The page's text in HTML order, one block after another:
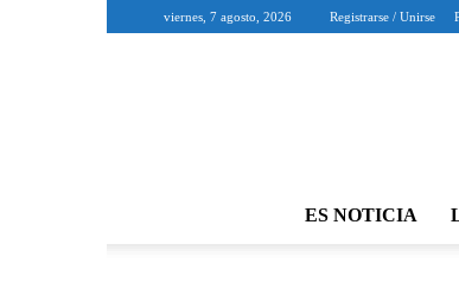
viernes, 7 agosto, 2026 Registrarse / Unirse
ES NOTICIA